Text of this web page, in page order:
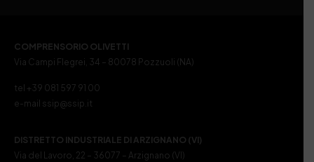
COMPRENSORIO OLIVETTI
Via Campi Flegrei, 34 – 80078 Pozzuoli (NA)
tel +39 081 597 91 00
e-mail ssip@ssip.it
DISTRETTO INDUSTRIALE DI ARZIGNANO (VI)
Via del Lavoro, 22 – 36077 – Arzignano (VI)